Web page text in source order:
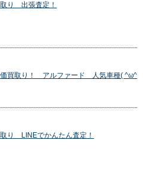
り 出張査定！
買取り！ アルファード 人気車種( ^ω^
り LINEでかんたん査定！